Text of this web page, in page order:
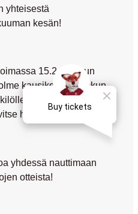
yhteisestä
kesän!
15.2. asti kun
kausikorttia. Laskun
ja/tai 1-4 erään, joten
huolehtia.
yhdessä nauttimaan
otteista!